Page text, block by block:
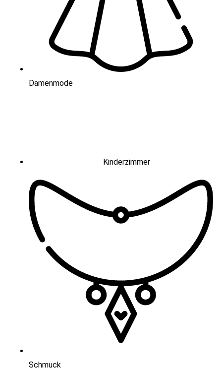
Damenmode
Kinderzimmer
Schmuck